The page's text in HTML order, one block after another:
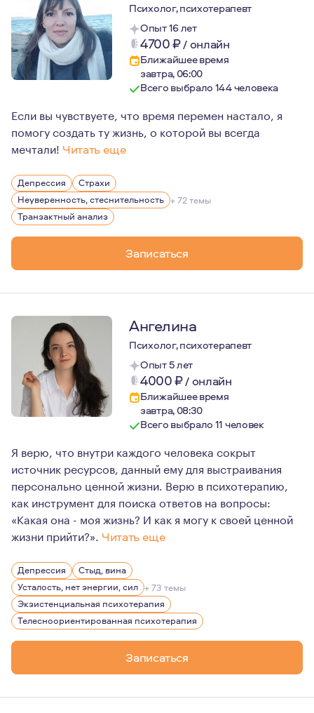
Психолог, психотерапевт
Опыт 16 лет
4700₽/ онлайн
Ближайшее время
завтра, 06:00
Всего выбрало 144 человека
Если вы чувствуете, что время перемен настало, я
помогу создать ту жизнь, о которой вы всегда
мечтали! Читать еще
Меня зовут Татьяна ПЕДАЕВА. Я психолог и
Долгое время мечтала работать с темой
Думала: "Ну, чему я могу научить клиентов, если я
Я была телевизионным журналистом". В 26 лет
Личная и групповая терапии полностью перекроили
Депрессия
Страхи
Неуверенность, стеснительность + 72 темы
Транзактный анализ
Записаться
Ангелина
Психолог, психотерапевт
Опыт 5 лет
4000₽/ онлайн
Ближайшее время
завтра, 08:30
Всего выбрало 11 человек
Я верю, что внутри каждого человека сокрыт
источник ресурсов, данный ему для выстраивания
персонально ценной жизни. Верю в психотерапию,
как инструмент для поиска ответов на вопросы:
«Какая она - моя жизнь? И как я могу к своей ценной
жизни прийти?». Читать еще
У меня есть технический бэкграунд - по первому
Жизненные силы я черпаю из близкого контакта с
Депрессия
Стыд, вина
Усталость, нет энергии, сил + 73 темы
Экзистенциальная психотерапия
Телесноориентированная психотерапия
Записаться